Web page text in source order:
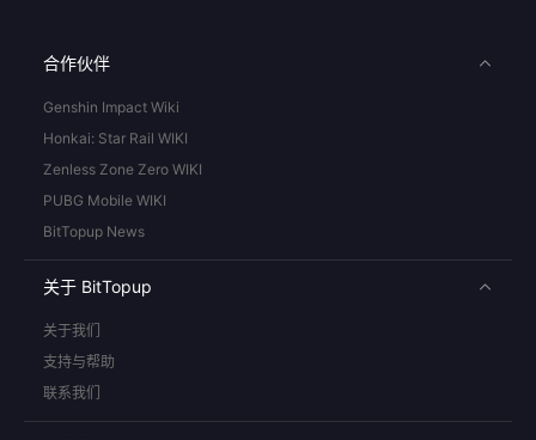
合作伙伴
Genshin Impact Wiki
Honkai: Star Rail WIKI
Zenless Zone Zero WIKI
PUBG Mobile WIKI
BitTopup News
关于 BitTopup
关于我们
支持与帮助
联系我们